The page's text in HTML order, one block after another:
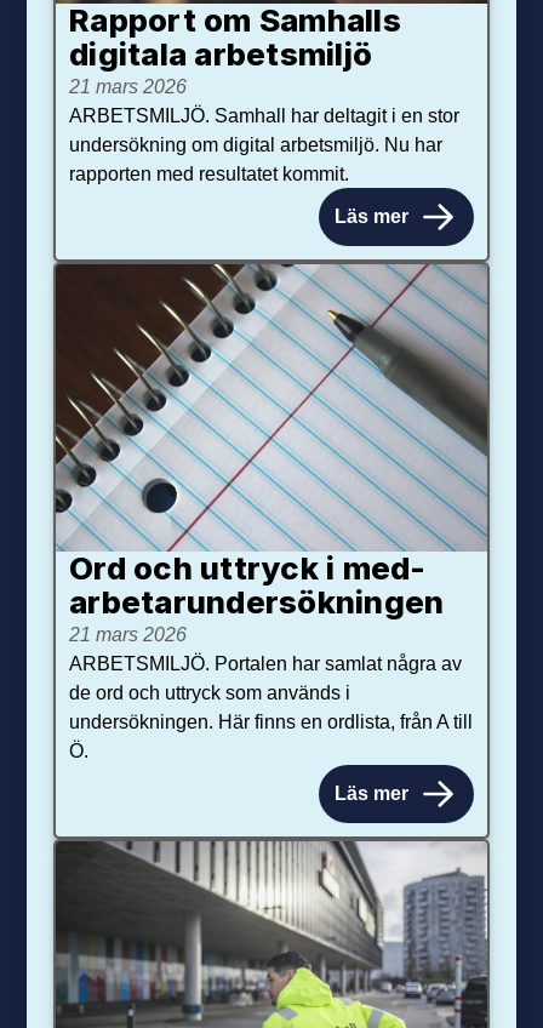
Rapport om Samhalls
digitala arbetsmiljö
21 mars 2026
ARBETSMILJÖ. Samhall har deltagit i en stor
undersökning om digital arbetsmiljö. Nu har
rapporten med resultatet kommit.
Läs mer
Ord och uttryck i med­­
arbetar­­under­sökningen
21 mars 2026
ARBETSMILJÖ. Portalen har samlat några av
de ord och uttryck som används i
undersökningen. Här finns en ordlista, från A till
Ö.
Läs mer